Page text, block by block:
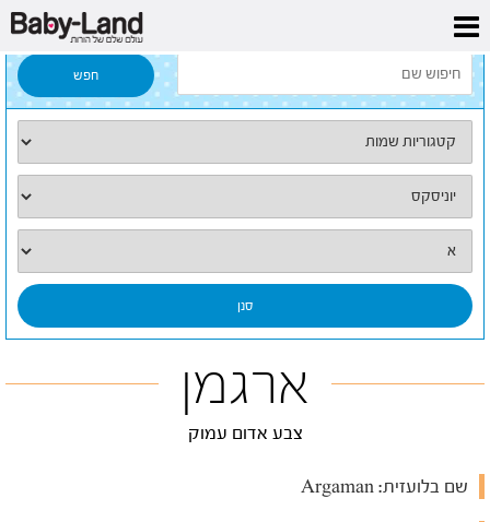
דף הבית
ארגמן
צבע אדום עמוק
שם בלועזית: